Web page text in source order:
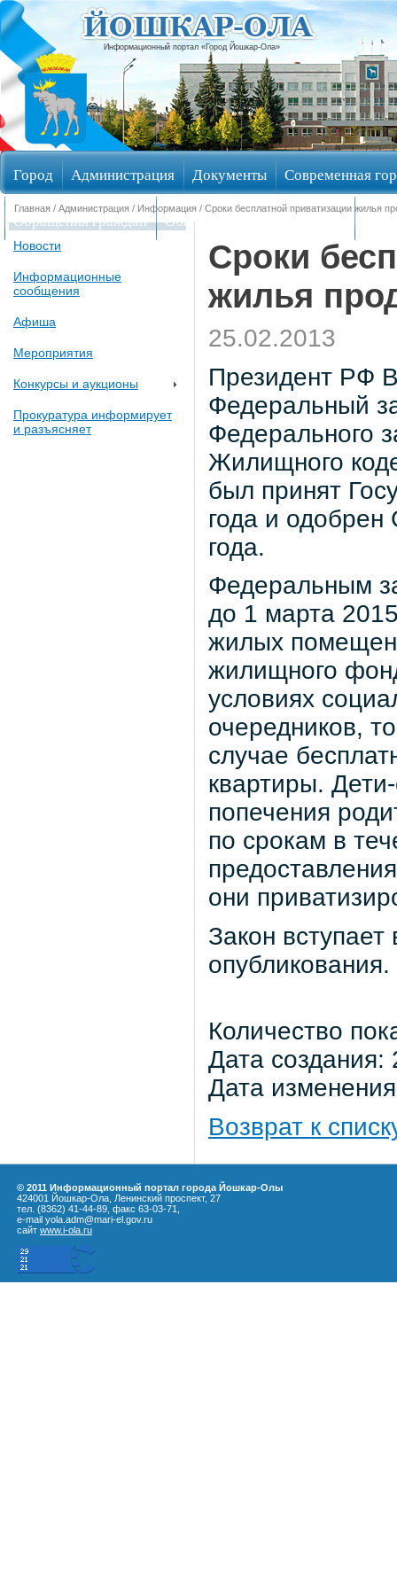
Информационный портал «Город Йошкар-Ола»
Город Администрация Документы Современная
Обращения граждан Общественные обсуждения
Главная / Администрация / Информация / Сроки бесплатной приватизации жилья
Новости
Информационные
сообщения
Афиша
Мероприятия
Конкурсы и аукционы
Прокуратура информирует
и разъясняет
Сроки
жилья
25.02.2013
Президент РФ
Федеральный
Федерального
Жилищного
был принят
года и
года.
Федеральным
до 1 марта
жилых
жилищного
условиях
очередников,
случае
квартиры.
попечения
по срокам в
они
Закон
опубликования.
Количество
Дата
Дата
Возврат к
© 2011 Информационный портал города Йошкар-Олы
424001 Йошкар-Ола, Ленинский проспект, 27
тел. (8362) 41-44-89, факс 63-03-71,
e-mail yola.adm@mari-el.gov.ru
сайт www.i-ola.ru